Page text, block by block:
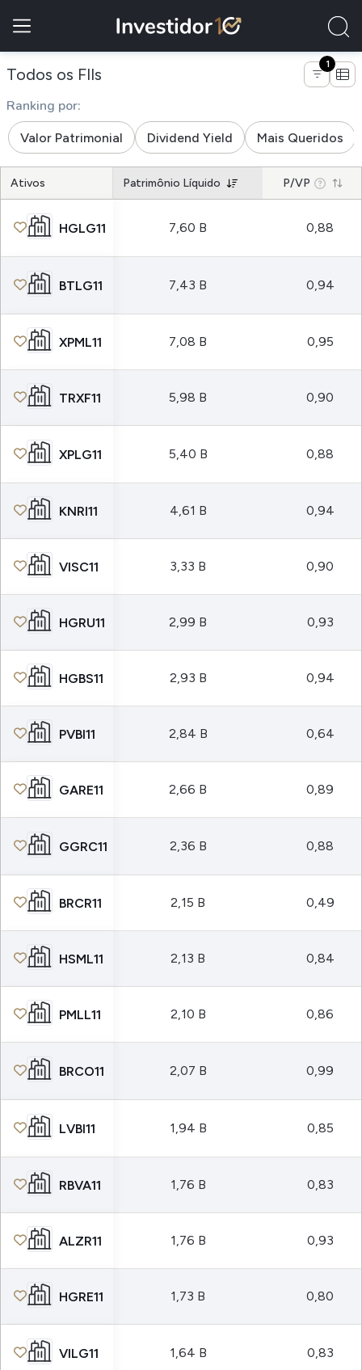
Todos os FIIs de empresas do tipo fundo de tijolo
1
Ranking por:
Valor Patrimonial Dividend Yield Mais Queridos
Ativos Patrimônio Líquido P/VP
HGLG11 7,60 B 0,88
BTLG11 7,43 B 0,94
XPML11 7,08 B 0,95
TRXF11 5,98 B 0,90
XPLG11 5,40 B 0,88
KNRI11 4,61 B 0,94
VISC11 3,33 B 0,90
HGRU11 2,99 B 0,93
HGBS11 2,93 B 0,94
PVBI11 2,84 B 0,64
GARE11 2,66 B 0,89
GGRC11 2,36 B 0,88
BRCR11 2,15 B 0,49
HSML11 2,13 B 0,84
PMLL11 2,10 B 0,86
BRCO11 2,07 B 0,99
LVBI11 1,94 B 0,85
RBVA11 1,76 B 0,83
ALZR11 1,76 B 0,93
HGRE11 1,73 B 0,80
VILG11 1,64 B 0,83